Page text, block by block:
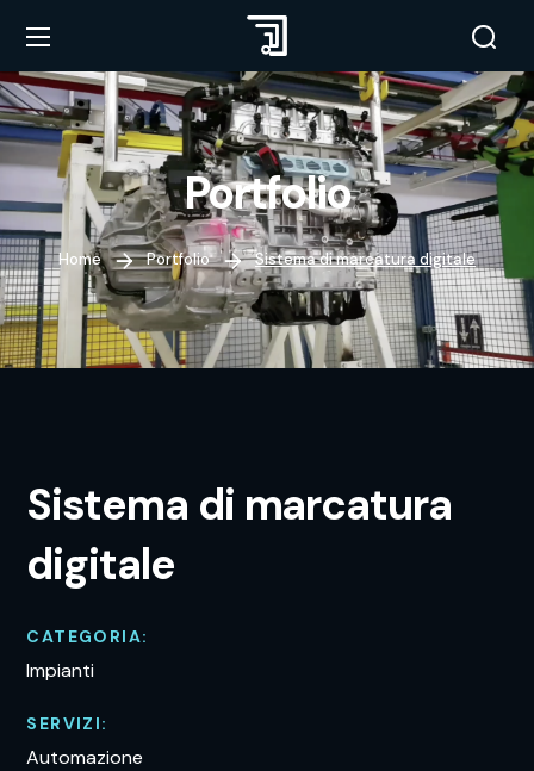
Portfolio
Home Portfolio Sistema di marcatura digitale
Sistema di marcatura
digitale
CATEGORIA:
Impianti
SERVIZI:
Automazione